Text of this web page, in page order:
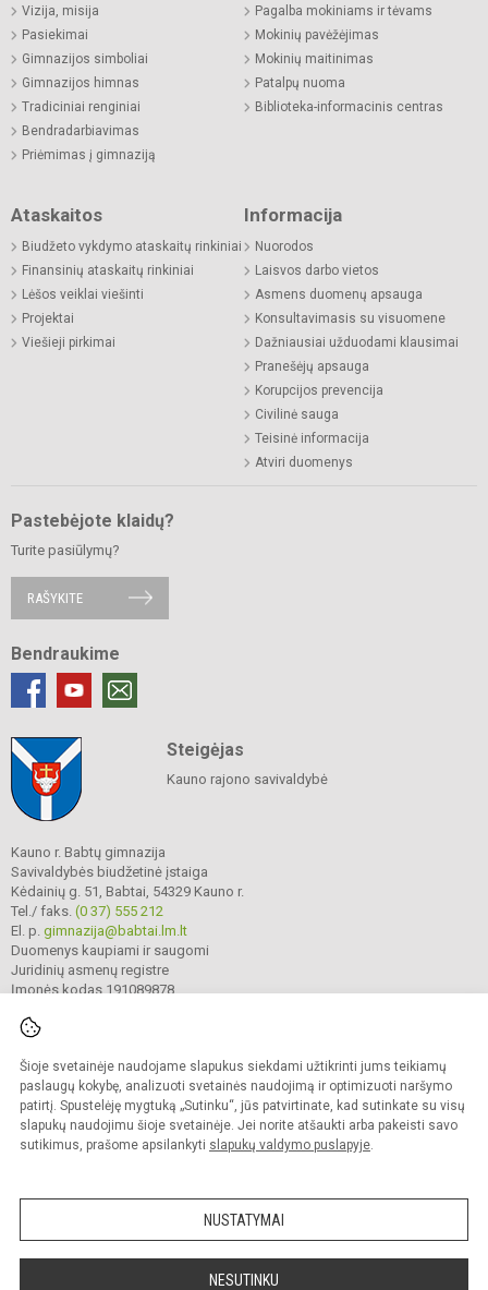
Šioje svetainėje naudojame slapukus siekdami užtikrinti jums teikiamų
paslaugų kokybę, analizuoti svetainės naudojimą ir optimizuoti naršymo
patirtį. Spustelėję mygtuką „Sutinku“, jūs patvirtinate, kad sutinkate su visų
slapukų naudojimu šioje svetainėje. Jei norite atšaukti arba pakeisti savo
sutikimus, prašome apsilankyti slapukų valdymo puslapyje.
NUSTATYMAI
NESUTINKU
Vizija, misija
Pasiekimai
Gimnazijos simboliai
Gimnazijos himnas
Tradiciniai renginiai
Bendradarbiavimas
Priėmimas į gimnaziją
Pagalba mokiniams ir tėvams
Mokinių pavėžėjimas
Mokinių maitinimas
Patalpų nuoma
Biblioteka-informacinis centras
Ataskaitos
Biudžeto vykdymo ataskaitų rinkiniai
Finansinių ataskaitų rinkiniai
Lėšos veiklai viešinti
Projektai
Viešieji pirkimai
Informacija
Nuorodos
Laisvos darbo vietos
Asmens duomenų apsauga
Konsultavimasis su visuomene
Dažniausiai užduodami klausimai
Pranešėjų apsauga
Korupcijos prevencija
Civilinė sauga
Teisinė informacija
Atviri duomenys
Pastebėjote klaidų?
Turite pasiūlymų?
RAŠYKITE
Bendraukime
Steigėjas
Kauno rajono savivaldybė
Kauno r. Babtų gimnazija
Savivaldybės biudžetinė įstaiga
Kėdainių g. 51, Babtai, 54329 Kauno r.
Tel./ faks. (0 37) 555 212
El. p. gimnazija@babtai.lm.lt
Duomenys kaupiami ir saugomi
Juridinių asmenų registre
Įmonės kodas 191089878
© 2025. Kauno r. Babtų gimnazija. Visos teisės saugomos.
Kopijuoti turinį be raštiško gimnazijos sutikimo griežtai draudžiama.
Prieinamumo paraiška Slapukų politika
Sumanus būdas atnaujinti